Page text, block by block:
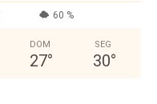
60 %
DOM
27°
SEG
30°